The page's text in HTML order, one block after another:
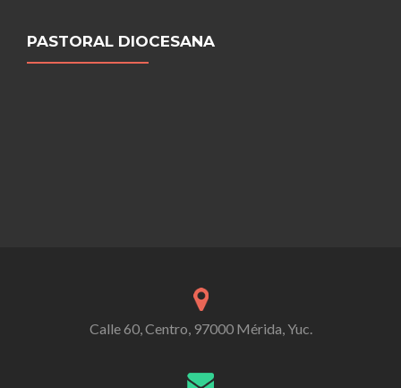
PASTORAL DIOCESANA
Calle 60, Centro, 97000 Mérida, Yuc.